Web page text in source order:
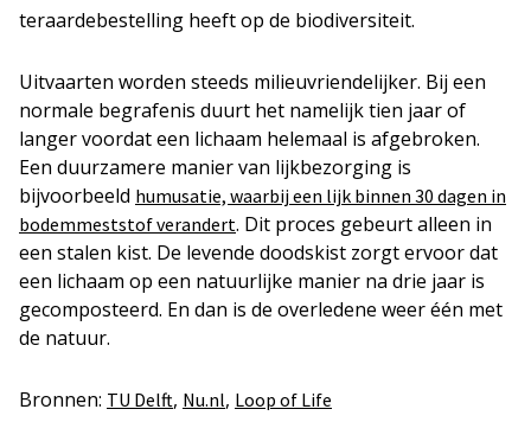
teraardebestelling heeft op de biodiversiteit.
Uitvaarten worden steeds milieuvriendelijker. Bij een
normale begrafenis duurt het namelijk tien jaar of
langer voordat een lichaam helemaal is afgebroken.
Een duurzamere manier van lijkbezorging is
bijvoorbeeld humusatie, waarbij een lijk binnen 30 dagen in
bodemmeststof verandert. Dit proces gebeurt alleen in
een stalen kist. De levende doodskist zorgt ervoor dat
een lichaam op een natuurlijke manier na drie jaar is
gecomposteerd. En dan is de overledene weer één met
de natuur.
Bronnen: TU Delft, Nu.nl, Loop of Life